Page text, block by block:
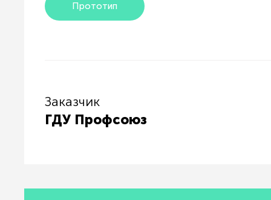
Прототип
Заказчик
ГДУ Профсоюз